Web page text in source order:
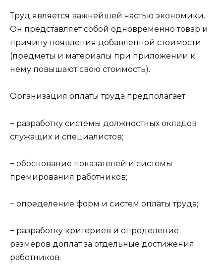
Труд является важнейшей частью экономики.
Он представляет собой одновременно товар и
причину появления добавленной стоимости
(предметы и материалы при приложении к
нему повышают свою стоимость).
Организация оплаты труда предполагает:
− разработку системы должностных окладов
служащих и специалистов;
− обоснование показателей и системы
премирования работников;
− определение форм и систем оплаты труда;
− разработку критериев и определение
размеров доплат за отдельные достижения
работников.